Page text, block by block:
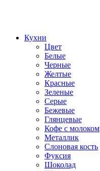
Кухни
Цвет
Белые
Черные
Желтые
Красные
Зеленые
Серые
Бежевые
Глянцевые
Кофе с молоком
Металлик
Слоновая кость
Фуксия
Шоколад